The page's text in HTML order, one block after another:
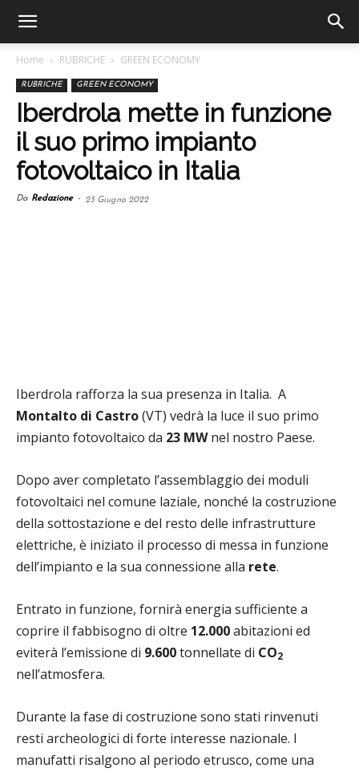
Home RUBRICHE GREEN ECONOMY
RUBRICHE GREEN ECONOMY
Iberdrola mette in funzione
il suo primo impianto
fotovoltaico in Italia
Da Redazione - 23 Giugno 2022
Iberdrola rafforza la sua presenza in Italia. A
Montalto di Castro(VT) vedrà la luce il suo primo
impianto fotovoltaico da 23 MWnel nostro Paese.
Dopo aver completato l’assemblaggio dei moduli
fotovoltaici nel comune laziale, nonché la costruzione
della sottostazione e del resto delle infrastrutture
elettriche, è iniziato il processo di messa in funzione
dell’impianto e la sua connessione alla rete.
Entrato in funzione, fornirà energia sufficiente a
coprire il fabbisogno di oltre 12.000abitazioni ed
eviterà l’emissione di 9.600tonnellate di CO2
nell’atmosfera.
Durante la fase di costruzione sono stati rinvenuti
resti archeologici di forte interesse nazionale. I
manufatti risalgono al periodo etrusco, come una